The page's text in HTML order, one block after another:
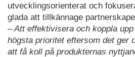
utvecklingsorienterat och
glada att tillkännage
– Att effektivisera och koppla
högsta prioritet eftersom det ger
att få koll på produkternas